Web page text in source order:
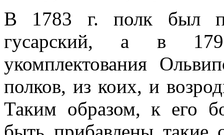
В 1783 г. полк был
гусарский, а в
укомплектования
полков, из коих, и
Таким образом, к его